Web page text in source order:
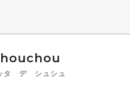
タ デ シュシュ